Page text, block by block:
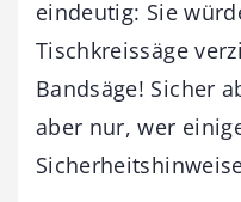
eindeutig: Sie
Tischkreissäge
Bandsäge! Sicher
aber nur, wer